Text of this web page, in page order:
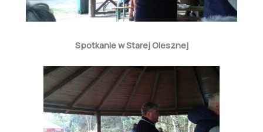
Spotkanie w Starej Olesznej